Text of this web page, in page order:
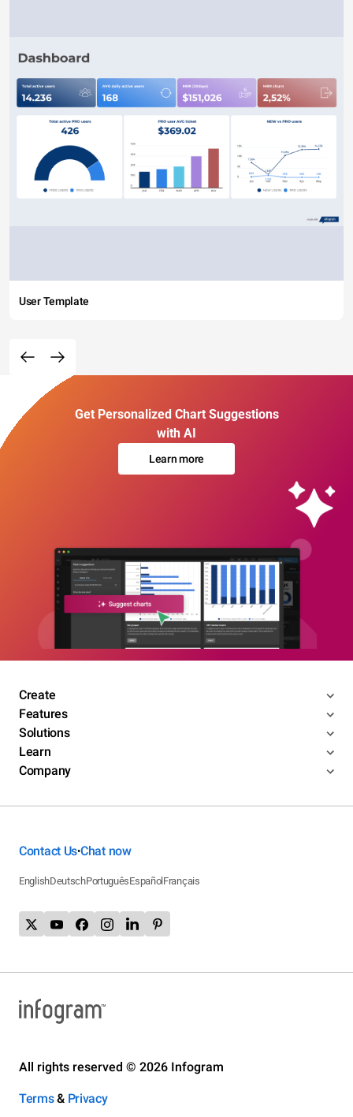
User Template
Get Personalized Chart Suggestions
with AI
Learn more
Create
Features
Solutions
Learn
Company
Contact Us•Chat now
EnglishDeutschPortuguêsEspañol Français
All rights reserved © 2026 Infogram
Terms& Privacy